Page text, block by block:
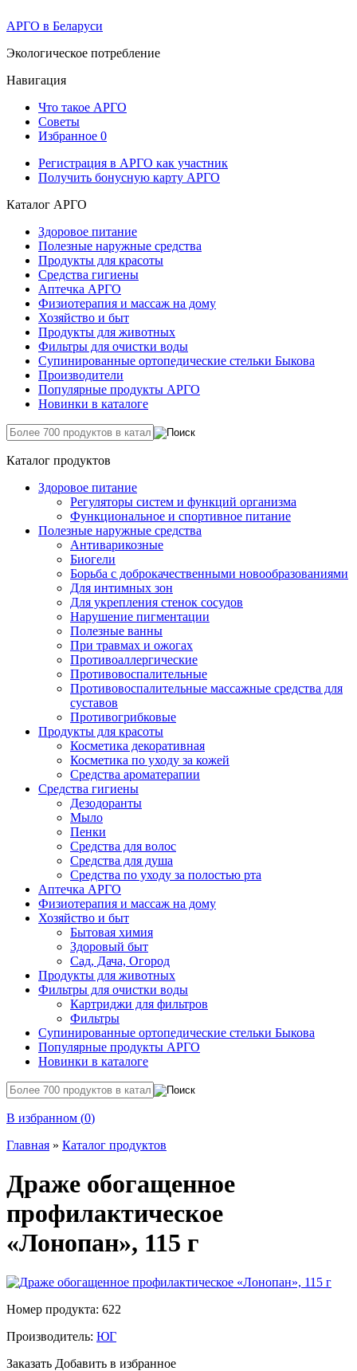
АРГО в Беларуси
Экологическое потребление
Навигация
Что такое АРГО
Советы
Избранное 0
Регистрация в АРГО как участник
Получить бонусную карту АРГО
Каталог АРГО
Здоровое питание
Полезные наружные средства
Продукты для красоты
Средства гигиены
Аптечка АРГО
Физиотерапия и массаж на дому
Хозяйство и быт
Продукты для животных
Фильтры для очистки воды
Супинированные ортопедические стельки Быкова
Производители
Популярные продукты АРГО
Новинки в каталоге
Каталог продуктов
Здоровое питание
Регуляторы систем и функций организма
Функциональное и спортивное питание
Полезные наружные средства
Антиварикозные
Биогели
Борьба с доброкачественными новообразованиями
Для интимных зон
Для укрепления стенок сосудов
Нарушение пигментации
Полезные ванны
При травмах и ожогах
Противоаллергические
Противовоспалительные
Противовоспалительные массажные средства для
суставов
Противогрибковые
Продукты для красоты
Косметика декоративная
Косметика по уходу за кожей
Средства ароматерапии
Средства гигиены
Дезодоранты
Мыло
Пенки
Средства для волос
Средства для душа
Средства по уходу за полостью рта
Аптечка АРГО
Физиотерапия и массаж на дому
Хозяйство и быт
Бытовая химия
Здоровый быт
Сад, Дача, Огород
Продукты для животных
Фильтры для очистки воды
Картриджи для фильтров
Фильтры
Супинированные ортопедические стельки Быкова
Популярные продукты АРГО
Новинки в каталоге
В избранном (0)
Главная » Каталог продуктов
Драже обогащенное
профилактическое
«Лонопан», 115 г
Номер продукта: 622
Производитель: ЮГ
Заказать Добавить в избранное